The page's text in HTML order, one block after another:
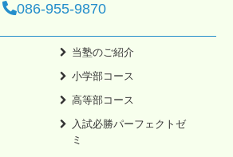
086-955-9870
当塾のご紹介
小学部コース
高等部コース
入試必勝パーフェクトゼ
ミ